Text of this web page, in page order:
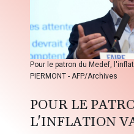
Pour le patron du Medef,
PIERMONT - AFP/Archives
POUR LE
L'INFLATION